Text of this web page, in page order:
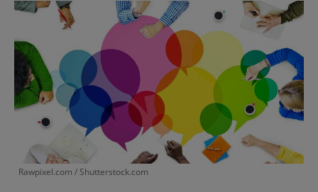
Rawpixel.com / Shutterstock.com